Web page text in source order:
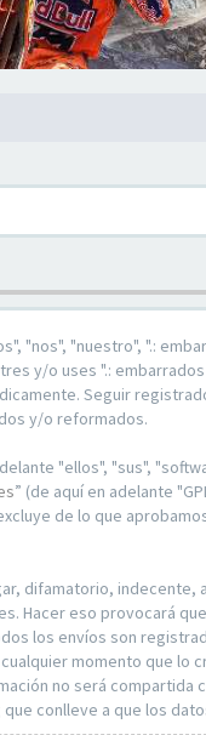
"nos", "nuestro", ".:
y/o uses ".:
Seguir
y/o reformados.
"ellos", "sus",
” (de aquí en adelante
de lo que
difamatorio,
Hacer eso provocará
los envíos son
momento que
no será
conlleve a que los